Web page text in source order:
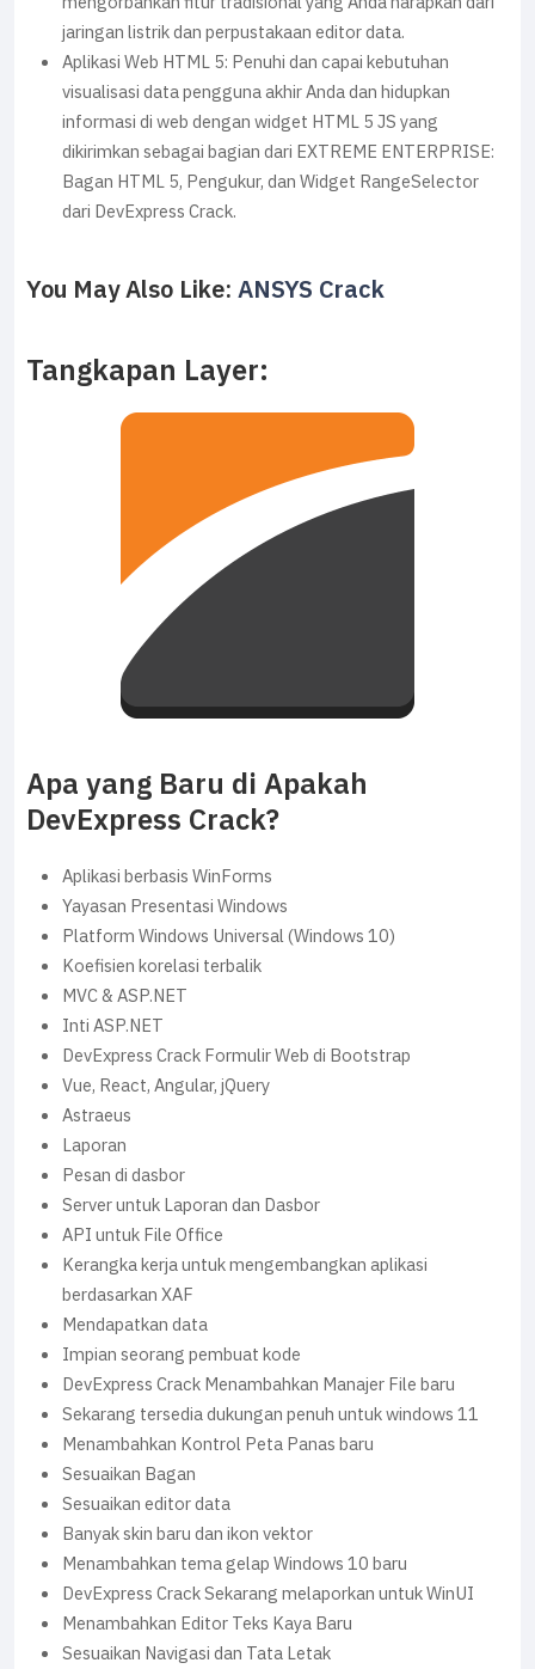
jaringan listrik dan perpustakaan editor data.
Aplikasi Web HTML 5: Penuhi dan capai kebutuhan
visualisasi data pengguna akhir Anda dan hidupkan
informasi di web dengan widget HTML 5 JS yang
dikirimkan sebagai bagian dari EXTREME ENTERPRISE:
Bagan HTML 5, Pengukur, dan Widget RangeSelector
dari DevExpress Crack.
You May Also Like: ANSYS Crack
Tangkapan Layer:
Apa yang Baru di Apakah
DevExpress Crack?
Aplikasi berbasis WinForms
Yayasan Presentasi Windows
Platform Windows Universal (Windows 10)
Koefisien korelasi terbalik
MVC & ASP.NET
Inti ASP.NET
DevExpress Crack Formulir Web di Bootstrap
Vue, React, Angular, jQuery
Astraeus
Laporan
Pesan di dasbor
Server untuk Laporan dan Dasbor
API untuk File Office
Kerangka kerja untuk mengembangkan aplikasi
berdasarkan XAF
Mendapatkan data
Impian seorang pembuat kode
DevExpress Crack Menambahkan Manajer File baru
Sekarang tersedia dukungan penuh untuk windows 11
Menambahkan Kontrol Peta Panas baru
Sesuaikan Bagan
Sesuaikan editor data
Banyak skin baru dan ikon vektor
Menambahkan tema gelap Windows 10 baru
DevExpress Crack Sekarang melaporkan untuk WinUI
Menambahkan Editor Teks Kaya Baru
Sesuaikan Navigasi dan Tata Letak